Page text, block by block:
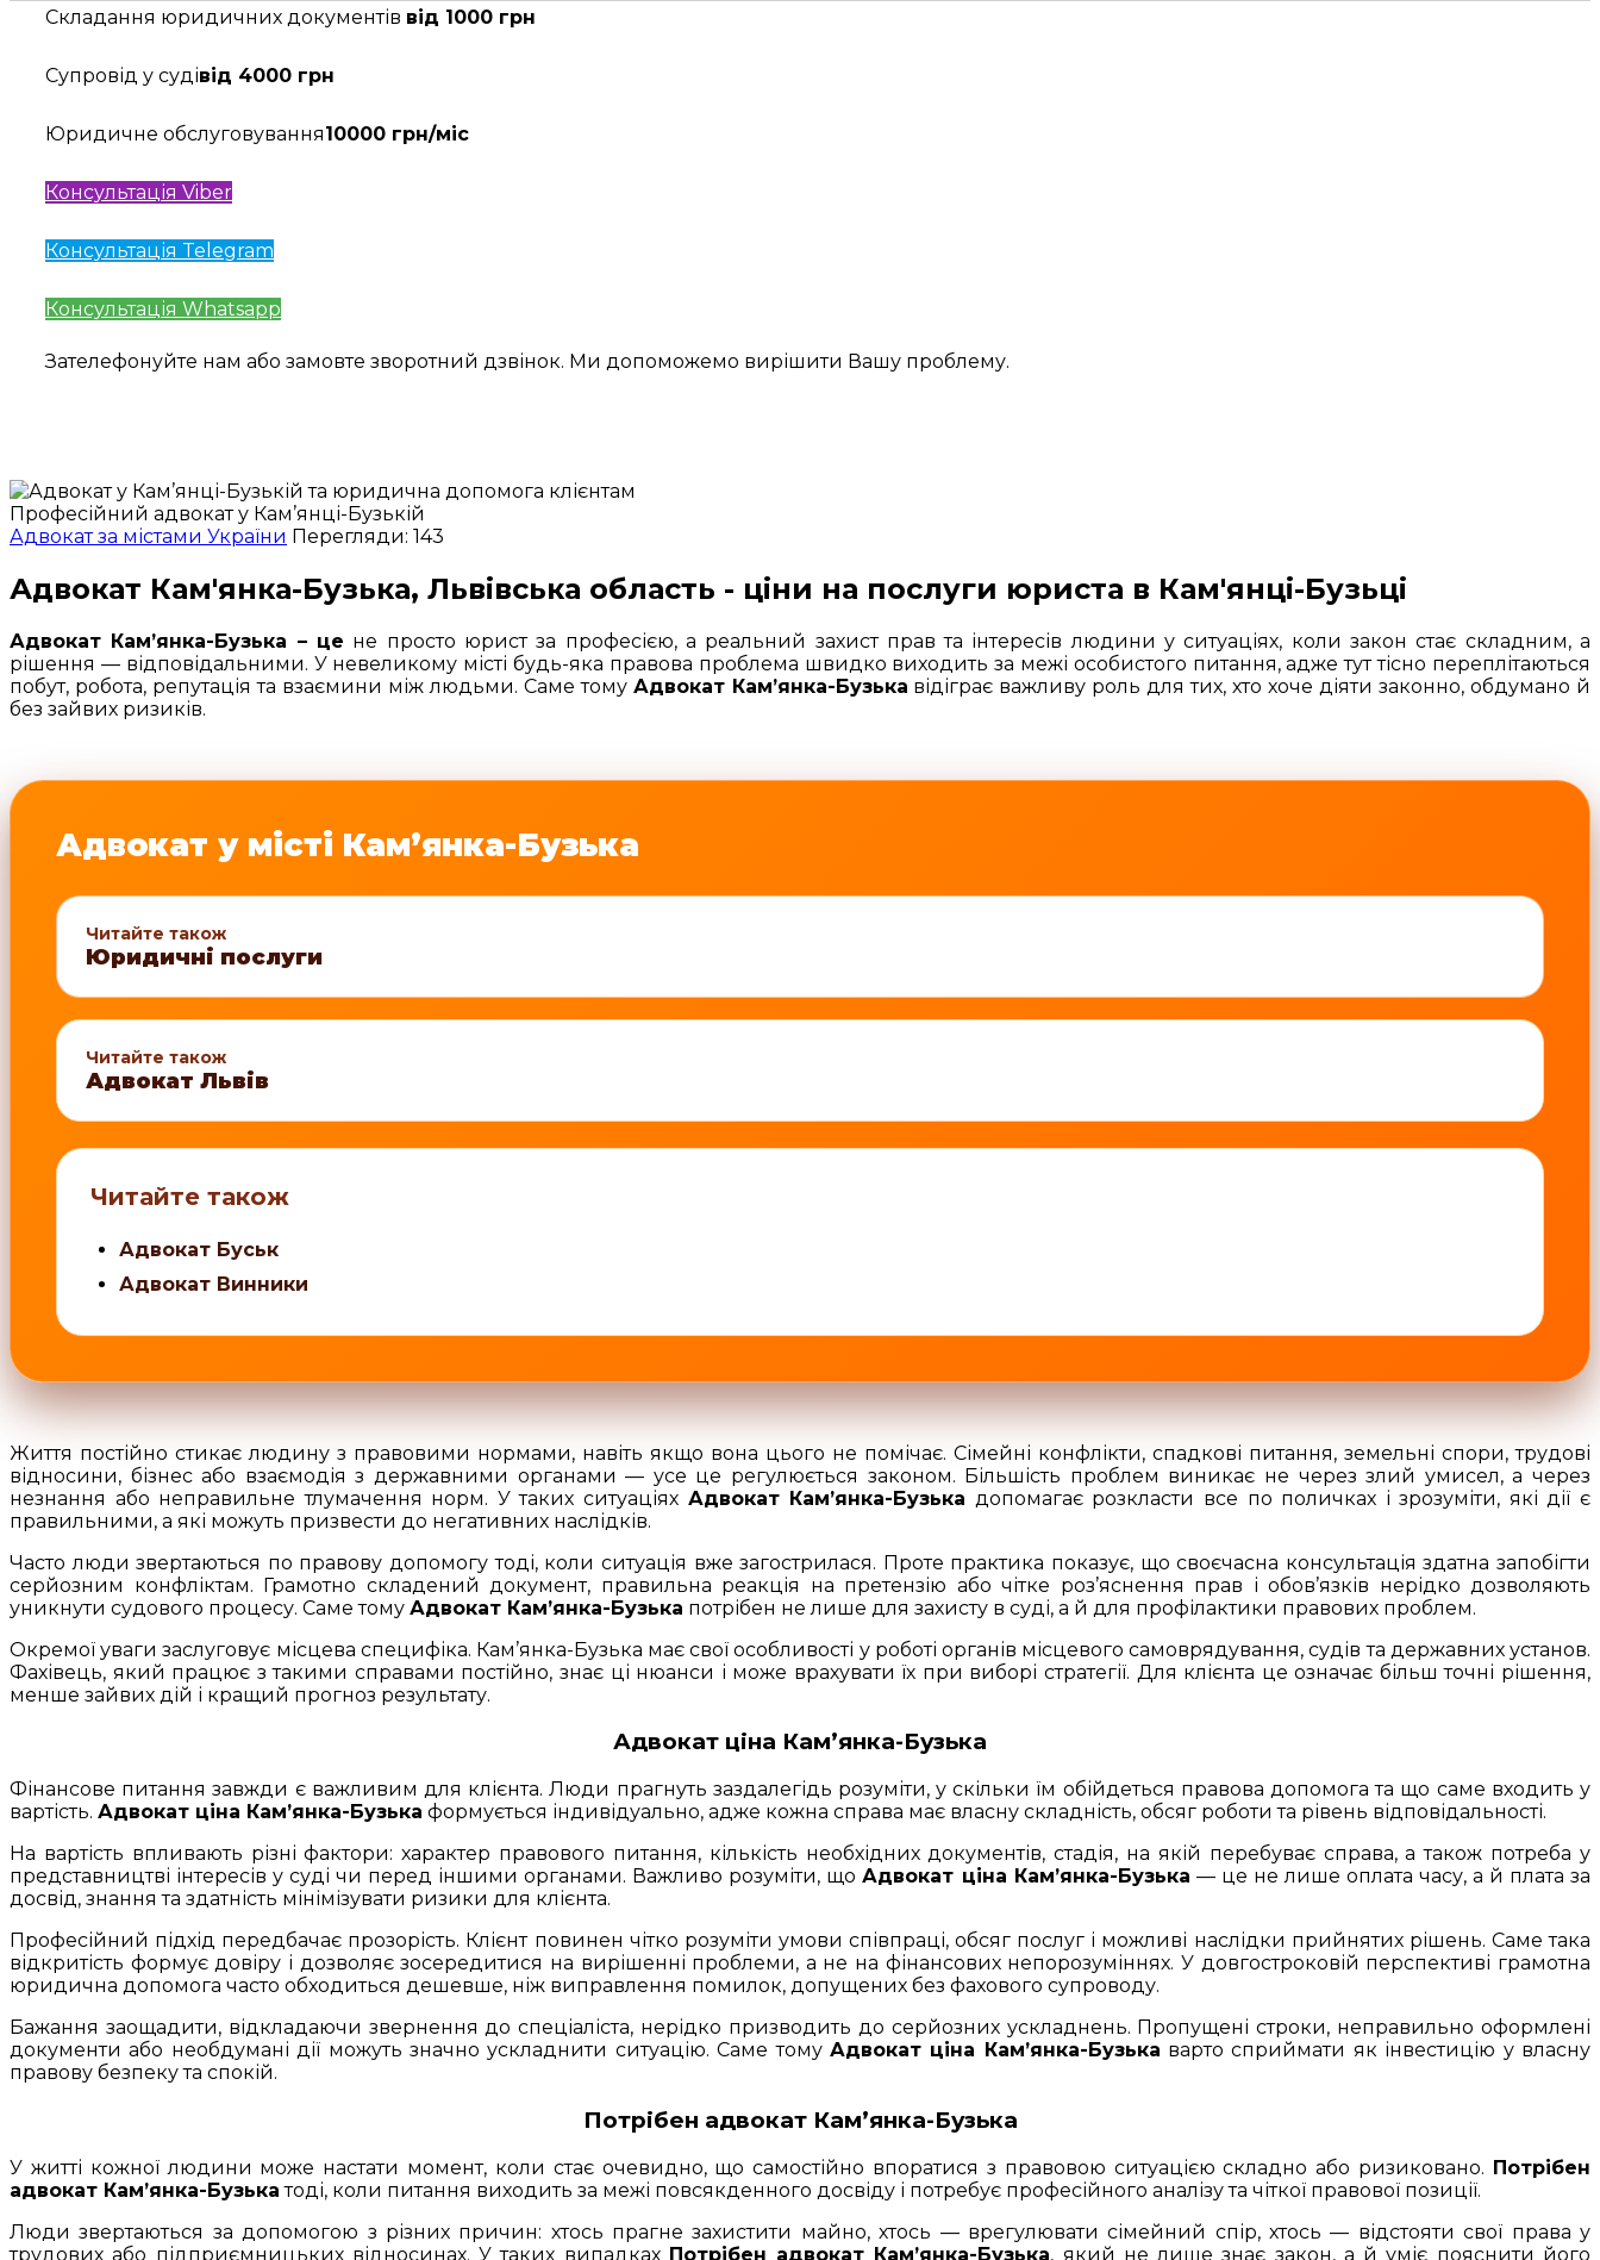
Складання юридичних документів від 1000 грн
Супровід у судівід 4000 грн
Юридичне обслуговування10000 грн/міс
Консультація Viber
Консультація Telegram
Консультація Whatsapp
Зателефонуйте нам або замовте зворотний дзвінок. Ми допоможемо вирішити Вашу проблему.
Професійний адвокат у Кам’янці-Бузькій
Адвокат за містами України Перегляди: 143
Адвокат Кам'янка-Бузька, Львівська область - ціни на послуги юриста в Кам'янці-Бузьці
Адвокат Кам’янка-Бузька – це не просто юрист за професією, а реальний захист прав та інтересів людини у ситуаціях, коли закон стає складним, а
рішення — відповідальними. У невеликому місті будь-яка правова проблема швидко виходить за межі особистого питання, адже тут тісно переплітаються
побут, робота, репутація та взаємини між людьми. Саме тому Адвокат Кам’янка-Бузька відіграє важливу роль для тих, хто хоче діяти законно, обдумано й
без зайвих ризиків.
Адвокат у місті Кам’янка-Бузька
Читайте також
Юридичні послуги
Читайте також
Адвокат Львів
Читайте також
Адвокат Буськ
Адвокат Винники
Життя постійно стикає людину з правовими нормами, навіть якщо вона цього не помічає. Сімейні конфлікти, спадкові питання, земельні спори, трудові
відносини, бізнес або взаємодія з державними органами — усе це регулюється законом. Більшість проблем виникає не через злий умисел, а через
незнання або неправильне тлумачення норм. У таких ситуаціях Адвокат Кам’янка-Бузька допомагає розкласти все по поличках і зрозуміти, які дії є
правильними, а які можуть призвести до негативних наслідків.
Часто люди звертаються по правову допомогу тоді, коли ситуація вже загострилася. Проте практика показує, що своєчасна консультація здатна запобігти
серйозним конфліктам. Грамотно складений документ, правильна реакція на претензію або чітке роз’яснення прав і обов’язків нерідко дозволяють
уникнути судового процесу. Саме тому Адвокат Кам’янка-Бузька потрібен не лише для захисту в суді, а й для профілактики правових проблем.
Окремої уваги заслуговує місцева специфіка. Кам’янка-Бузька має свої особливості у роботі органів місцевого самоврядування, судів та державних установ.
Фахівець, який працює з такими справами постійно, знає ці нюанси і може врахувати їх при виборі стратегії. Для клієнта це означає більш точні рішення,
менше зайвих дій і кращий прогноз результату.
Адвокат ціна Кам’янка-Бузька
Фінансове питання завжди є важливим для клієнта. Люди прагнуть заздалегідь розуміти, у скільки їм обійдеться правова допомога та що саме входить у
вартість. Адвокат ціна Кам’янка-Бузька формується індивідуально, адже кожна справа має власну складність, обсяг роботи та рівень відповідальності.
На вартість впливають різні фактори: характер правового питання, кількість необхідних документів, стадія, на якій перебуває справа, а також потреба у
представництві інтересів у суді чи перед іншими органами. Важливо розуміти, щоАдвокат ціна Кам’янка-Бузька — це не лише оплата часу, а й плата за
досвід, знання та здатність мінімізувати ризики для клієнта.
Професійний підхід передбачає прозорість. Клієнт повинен чітко розуміти умови співпраці, обсяг послуг і можливі наслідки прийнятих рішень. Саме така
відкритість формує довіру і дозволяє зосередитися на вирішенні проблеми, а не на фінансових непорозуміннях. У довгостроковій перспективі грамотна
юридична допомога часто обходиться дешевше, ніж виправлення помилок, допущених без фахового супроводу.
Бажання заощадити, відкладаючи звернення до спеціаліста, нерідко призводить до серйозних ускладнень. Пропущені строки, неправильно оформлені
документи або необдумані дії можуть значно ускладнити ситуацію. Саме тому Адвокат ціна Кам’янка-Бузька варто сприймати як інвестицію у власну
правову безпеку та спокій.
Потрібен адвокат Кам’янка-Бузька
У житті кожної людини може настати момент, коли стає очевидно, що самостійно впоратися з правовою ситуацією складно або ризиковано. Потрібен
адвокат Кам’янка-Бузька тоді, коли питання виходить за межі повсякденного досвіду і потребує професійного аналізу та чіткої правової позиції.
Люди звертаються за допомогою з різних причин: хтось прагне захистити майно, хтось — врегулювати сімейний спір, хтось — відстояти свої права у
трудових або підприємницьких відносинах. У таких випадках Потрібен адвокат Кам’янка-Бузька, який не лише знає закон, а й уміє пояснити його